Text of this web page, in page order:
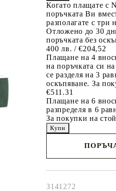
Когато плащате с
поръчката Ви
разполагате с три
Отложено до 30
поръчката без
400 лв. / €204,52
Плащане на 4
на поръчката си
се разделя на 3
оскъпяване. За
€511.31
Плащане на 6
разпределя в 6
За покупки на
3141272